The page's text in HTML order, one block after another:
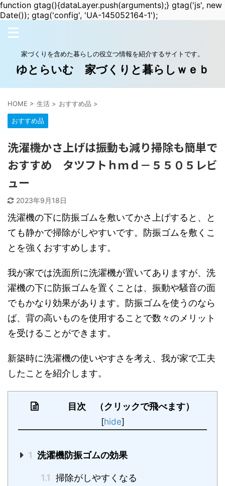
function gtag(){dataLayer.push(arguments);} gtag('js', new
Date()); gtag('config', 'UA-145052164-1');
家づくりを含めた暮らしの役立つ情報を紹介するサイトです。
ゆとらいむ 家づくりと暮らしｗｅｂ
HOME > 生活 > おすすめ品 >
おすすめ品
洗濯機かさ上げは振動も減り掃除も簡単で
おすすめ タツフトｈｍｄ－５５０５レビ
ュー
2023年9月18日
洗濯機の下に防振ゴムを敷いてかさ上げすると、と
ても静かで掃除がしやすいです。防振ゴムを敷くこ
とを強くおすすめします。
我が家では洗面所に洗濯機が置いてありますが、洗
濯機の下に防振ゴムを置くことは、振動や騒音の面
でもかなり効果があります。防振ゴムを使うのなら
ば、背の高いものを使用することで数々のメリット
を受けることができます。
新築時に洗濯機の使いやすさを考え、我が家で工夫
したことを紹介します。
目次 （クリックで飛べます）
[hide]
1 洗濯機防振ゴムの効果
1.1 掃除がしやすくなる